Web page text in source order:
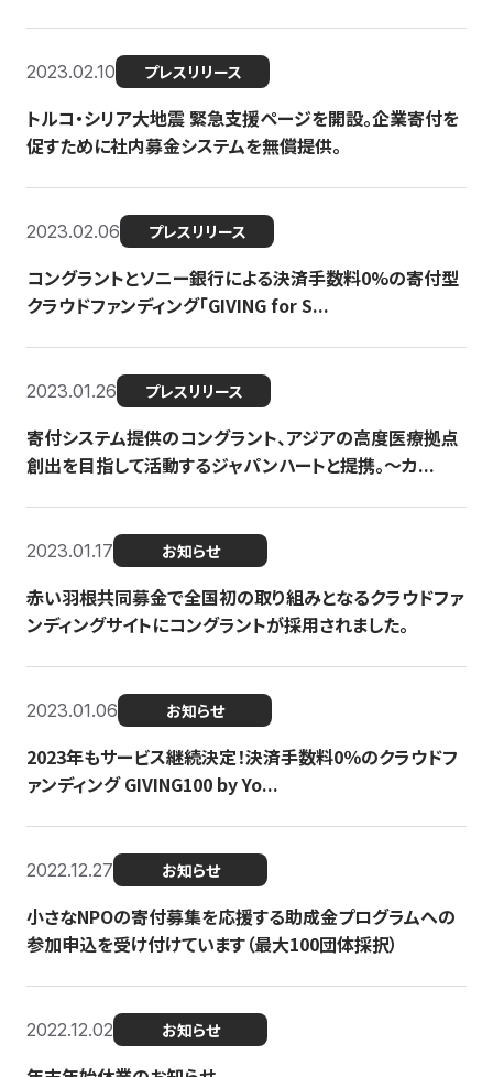
2023.02.10 プレスリリース
トルコ・シリア大地震 緊急支援ページを開設。企業寄付を
促すために社内募金システムを無償提供。
2023.02.06 プレスリリース
コングラントとソニー銀行による決済手数料0%の寄付型
クラウドファンディング「GIVING for S...
2023.01.26 プレスリリース
寄付システム提供のコングラント、アジアの高度医療拠点
創出を目指して活動するジャパンハートと提携。〜カ...
2023.01.17 お知らせ
赤い羽根共同募金で全国初の取り組みとなるクラウドファ
ンディングサイトにコングラントが採用されました。
2023.01.06 お知らせ
2023年もサービス継続決定！決済手数料0％のクラウドフ
ァンディング GIVING100 by Yo...
2022.12.27 お知らせ
小さなNPOの寄付募集を応援する助成金プログラムへの
参加申込を受け付けています（最大100団体採択）
2022.12.02 お知らせ